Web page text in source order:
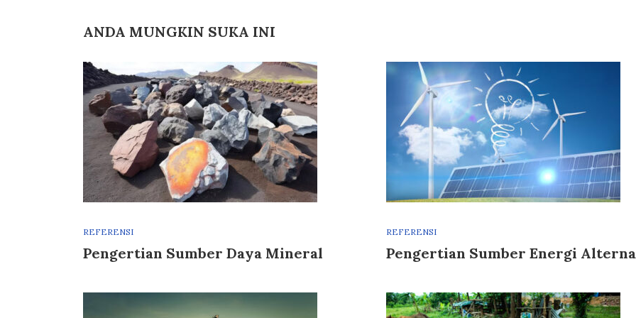
ANDA MUNGKIN SUKA INI
REFERENSI
Pengertian Sumber Daya Mineral
REFERENSI
Pengertian Sumber Energi